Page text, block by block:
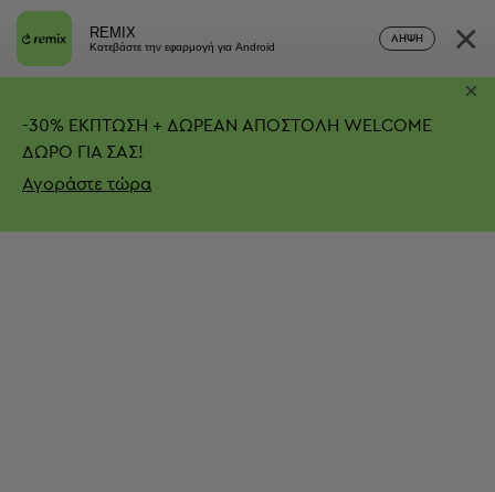
REMIX
Κατεβάστε την εφαρμογή για Android
ΛΉΨΗ ×
-30% ΕΚΠΤΩΣΗ + ΔΩΡΕΑΝ ΑΠΟΣΤΟΛΗ WELCOME
ΔΩΡΟ ΓΙΑ ΣΑΣ!
Αγοράστε τώρα
×